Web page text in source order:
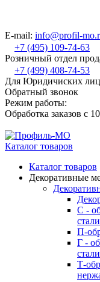
E-mail: info@profil-
+7 (495) 109-74-63
Розничный отдел
+7 (499) 408-74-53
Для Юридичиских лиц
Обратный звонок
Режим работы:
Обработка заказов с
Каталог товаров
Каталог товаров
Декоративные
С -
стали
П-
Г -
стали
Т-